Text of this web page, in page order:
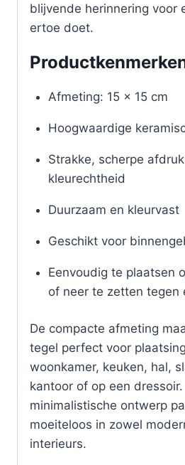
blijvende herinnering voor
ertoe doet.
Afmeting: 15 x 15 cm
Hoogwaardige
Strakke, scherpe
kleurechtheid
Duurzaam en kleurvast
Geschikt voor
Eenvoudig te plaatsen
of neer te zetten tegen
De compacte afmeting
tegel perfect voor
woonkamer, keuken, hal,
kantoor of op een
minimalistische ontwerp
moeiteloos in zowel
interieurs.